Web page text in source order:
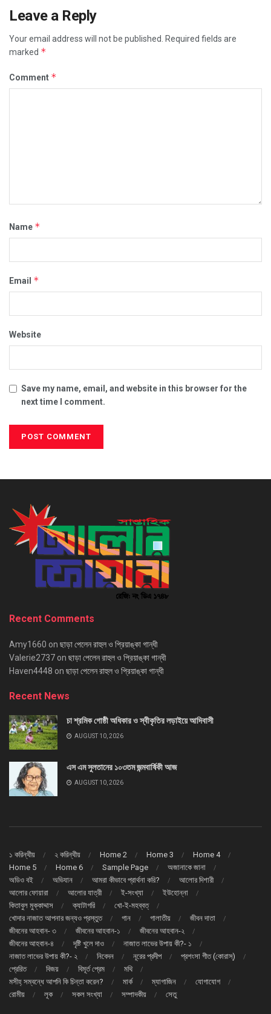
Leave a Reply
Your email address will not be published.
Required fields are
marked *
Comment *
Name *
Email *
Website
Save my name, email, and website in this browser for the
next time I comment.
Recent Comments
Amy1660 on ছাড়া পেলেন রাহুল ও প্রিয়াঙ্কা গান্ধী
Valerie2737 on ছাড়া পেলেন রাহুল ও প্রিয়াঙ্কা গান্ধী
Haven4448 on ছাড়া পেলেন রাহুল ও প্রিয়াঙ্কা গান্ধী
Recent News
চা শ্রমিক গোষ্ঠী অধিকার ও স্বীকৃতির লড়াইয়ে আদিবাসী
AUGUST 10, 2026
এস এম সুলতানের ১০৩তম জন্মবার্ষিকী আজ
AUGUST 10, 2026
১ করিন্থীয় ২ করিন্থীয় Home 2 Home 3
Home 4
Home 5
Home 6 Sample Page
অজানাকে জানা
অডিও বই
অভিযান আমরা কীভাবে প্রার্থনা করি?
আলোর দিশারী
আলোর ফোয়ারা
আলোর যাত্রী ই-সংখ্যা
ইউহোন্না
কিতাবুল মুক্কাদ্দাস
ক্যাটাগরি
খো-ই-মহব্বত্
খোদার নাজাত আপনার জন্যও প্রস্তুত
গান গালাতীয়
জীবন দাতা
জীবনের আহবান- ৩
জীবনের আহবান-১
জীবনের আহবান-২
জীবনের আহবান-৪
দৃষ্টি খুলে দাও
নাজাত লাভের উপায় কী?- ১
নাজাত লাভের উপায় কী?- ২
নিবেদন নূরের প্রদীপ
প্রশংসা গীত (কোরাস্)
প্রেরিত
বিজয় বিমূর্ত প্রেম
মথি
মসীহ্ সম্বন্ধে আপনি কি চিন্তা করেন?
মার্ক ম্যাগাজিন
যোগাযোগ
রোমীয়
লূক সকল সংখ্যা সম্পাদকীয় সেতু